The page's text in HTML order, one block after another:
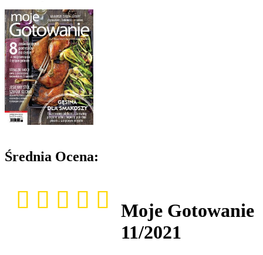
Średnia Ocena:
Moje Gotowanie
11/2021